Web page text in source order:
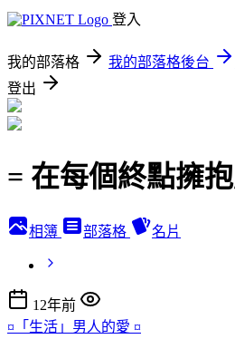
登入
我的部落格 我的部落格後台
登出
= 在每個終點擁
相簿 部落格 名片
12年前
¤「生活」男人的愛 ¤